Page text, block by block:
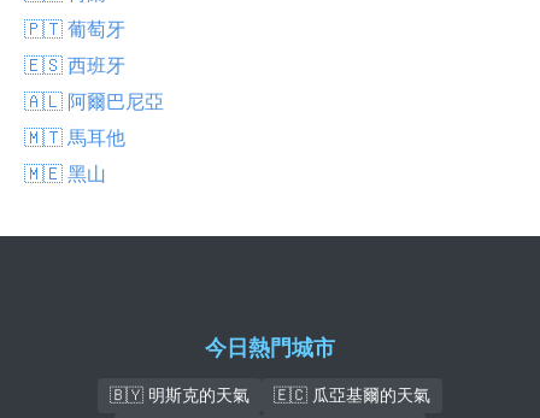
🇵🇹 葡萄牙
🇪🇸 西班牙
🇦🇱 阿爾巴尼亞
🇲🇹 馬耳他
🇲🇪 黑山
今日熱門城市
🇧🇾 明斯克的天氣
🇪🇨 瓜亞基爾的天氣